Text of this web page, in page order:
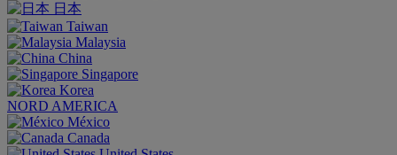
日本
Taiwan
Malaysia
China
Singapore
Korea
NORD AMERICA
México
Canada